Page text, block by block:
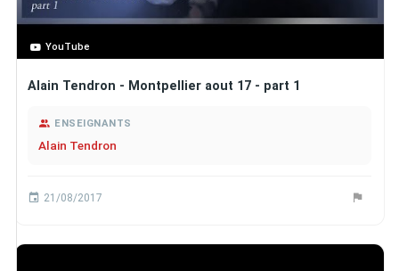
YouTube
Alain Tendron - Montpellier aout 17 - part 1
ENSEIGNANTS
Alain Tendron
21/08/2017